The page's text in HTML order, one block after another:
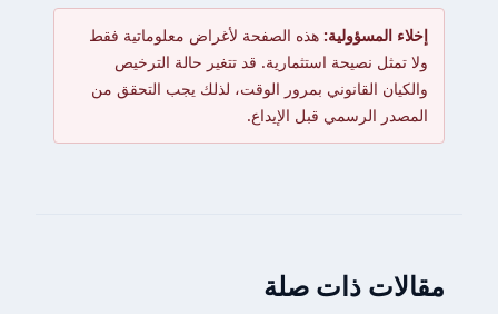
إخلاء المسؤولية: هذه الصفحة لأغراض معلوماتية فقط
ولا تمثل نصيحة استثمارية. قد تتغير حالة الترخيص
والكيان القانوني بمرور الوقت، لذلك يجب التحقق من
المصدر الرسمي قبل الإيداع.
مقالات ذات صلة